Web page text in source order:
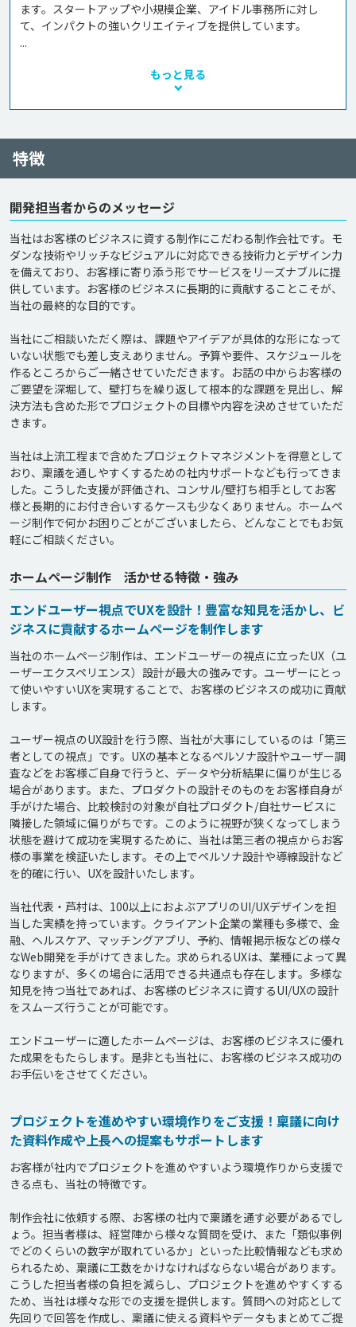
ます。スタートアップや小規模企業、アイドル事務所に対し
て、インパクトの強いクリエイティブを提供しています。
...
もっと見る
特徴
開発担当者からのメッセージ
当社はお客様のビジネスに資する制作にこだわる制作会社です。モ
ダンな技術やリッチなビジュアルに対応できる技術力とデザイン力
を備えており、お客様に寄り添う形でサービスをリーズナブルに提
供しています。お客様のビジネスに長期的に貢献することこそが、
当社の最終的な目的です。
当社にご相談いただく際は、課題やアイデアが具体的な形になって
いない状態でも差し支えありません。予算や要件、スケジュールを
作るところからご一緒させていただきます。お話の中からお客様の
ご要望を深堀して、壁打ちを繰り返して根本的な課題を見出し、解
決方法も含めた形でプロジェクトの目標や内容を決めさせていただ
きます。
当社は上流工程まで含めたプロジェクトマネジメントを得意として
おり、稟議を通しやすくするための社内サポートなども行ってきま
した。こうした支援が評価され、コンサル/壁打ち相手としてお客
様と長期的にお付き合いするケースも少なくありません。ホームペ
ージ制作で何かお困りごとがございましたら、どんなことでもお気
ホームページ制作 活かせる特徴・強み
エンドユーザー視点でUXを設計！豊富な知見を活かし、ビ
ジネスに貢献するホームページを制作します
当社のホームページ制作は、エンドユーザーの視点に立ったUX（ユ
ーザーエクスペリエンス）設計が最大の強みです。ユーザーにとっ
て使いやすいUXを実現することで、お客様のビジネスの成功に貢献
します。
ユーザー視点のUX設計を行う際、当社が大事にしているのは「第三
者としての視点」です。UXの基本となるペルソナ設計やユーザー調
査などをお客様ご自身で行うと、データや分析結果に偏りが生じる
場合があります。また、プロダクトの設計そのものをお客様自身が
手がけた場合、比較検討の対象が自社プロダクト/自社サービスに
隣接した領域に偏りがちです。このように視野が狭くなってしまう
状態を避けて成功を実現するために、当社は第三者の視点からお客
様の事業を検証いたします。その上でペルソナ設計や導線設計など
を的確に行い、UXを設計いたします。
当社代表・芦村は、100以上におよぶアプリのUI/UXデザインを担
当した実績を持っています。クライアント企業の業種も多様で、金
融、ヘルスケア、マッチングアプリ、予約、情報掲示板などの様々
なWeb開発を手がけてきました。求められるUXは、業種によって異
なりますが、多くの場合に活用できる共通点も存在します。多様な
知見を持つ当社であれば、お客様のビジネスに資するUI/UXの設計
をスムーズ行うことが可能です。
エンドユーザーに適したホームページは、お客様のビジネスに優れ
た成果をもたらします。是非とも当社に、お客様のビジネス成功の
プロジェクトを進めやすい環境作りをご支援！稟議に向け
た資料作成や上長への提案もサポートします
お客様が社内でプロジェクトを進めやすいよう環境作りから支援で
きる点も、当社の特徴です。
制作会社に依頼する際、お客様の社内で稟議を通す必要があるでし
ょう。担当者様は、経営陣から様々な質問を受け、また「類似事例
でどのくらいの数字が取れているか」といった比較情報なども求め
られるため、稟議に工数をかけなければならない場合があります。
こうした担当者様の負担を減らし、プロジェクトを進めやすくする
ため、当社は様々な形での支援を提供します。質問への対応として
先回りで回答を作成し、稟議に使える資料やデータもまとめてご提